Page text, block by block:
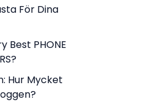
För Dina
Best PHONE
Hur Mycket